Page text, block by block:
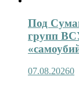
Под
групп
07.08.20260